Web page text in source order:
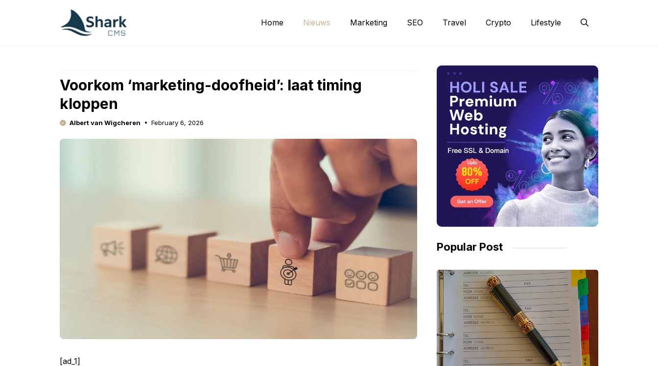
Home Nieuws Marketing SEO Travel Crypto Lifestyle
Voorkom ‘marketing-doofheid’: laat timing
kloppen
Albert van Wigcheren February 6, 2026
[ad_1]
Popular Post